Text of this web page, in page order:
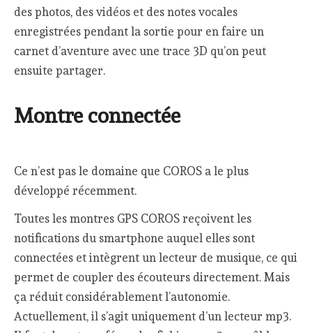
des photos, des vidéos et des notes vocales
enregistrées pendant la sortie pour en faire un
carnet d’aventure avec une trace 3D qu’on peut
ensuite partager.
Montre connectée
Ce n’est pas le domaine que COROS a le plus
développé récemment.
Toutes les montres GPS COROS reçoivent les
notifications du smartphone auquel elles sont
connectées et intègrent un lecteur de musique, ce qui
permet de coupler des écouteurs directement. Mais
ça réduit considérablement l’autonomie.
Actuellement, il s’agit uniquement d’un lecteur mp3.